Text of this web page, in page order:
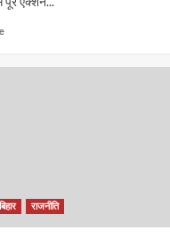
बिहार राजनीति
बाद बवाल, युवक की मौत पर